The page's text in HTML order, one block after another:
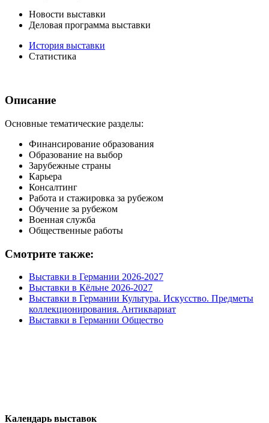
Новости выставки
Деловая программа выставки
История выставки
Статистика
Описание
Основные тематические разделы:
Финансирование образования
Образование на выбор
Зарубежные страны
Карьера
Консалтинг
Работа и стажировка за рубежом
Обучение за рубежом
Военная служба
Общественные работы
Смотрите также:
Выставки в Германии 2026-2027
Выставки в Кёльне 2026-2027
Выставки в Германии Культура. Искусство. Предметы
коллекционирования. Антиквариат
Выставки в Германии Общество
Календарь выставок